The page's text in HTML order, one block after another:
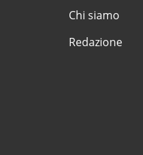
Chi siamo
Redazione